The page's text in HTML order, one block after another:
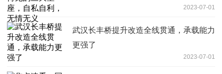
2023-07-01
武汉长丰桥提升改造全线贯通，承载能力
更强了
2023-07-01